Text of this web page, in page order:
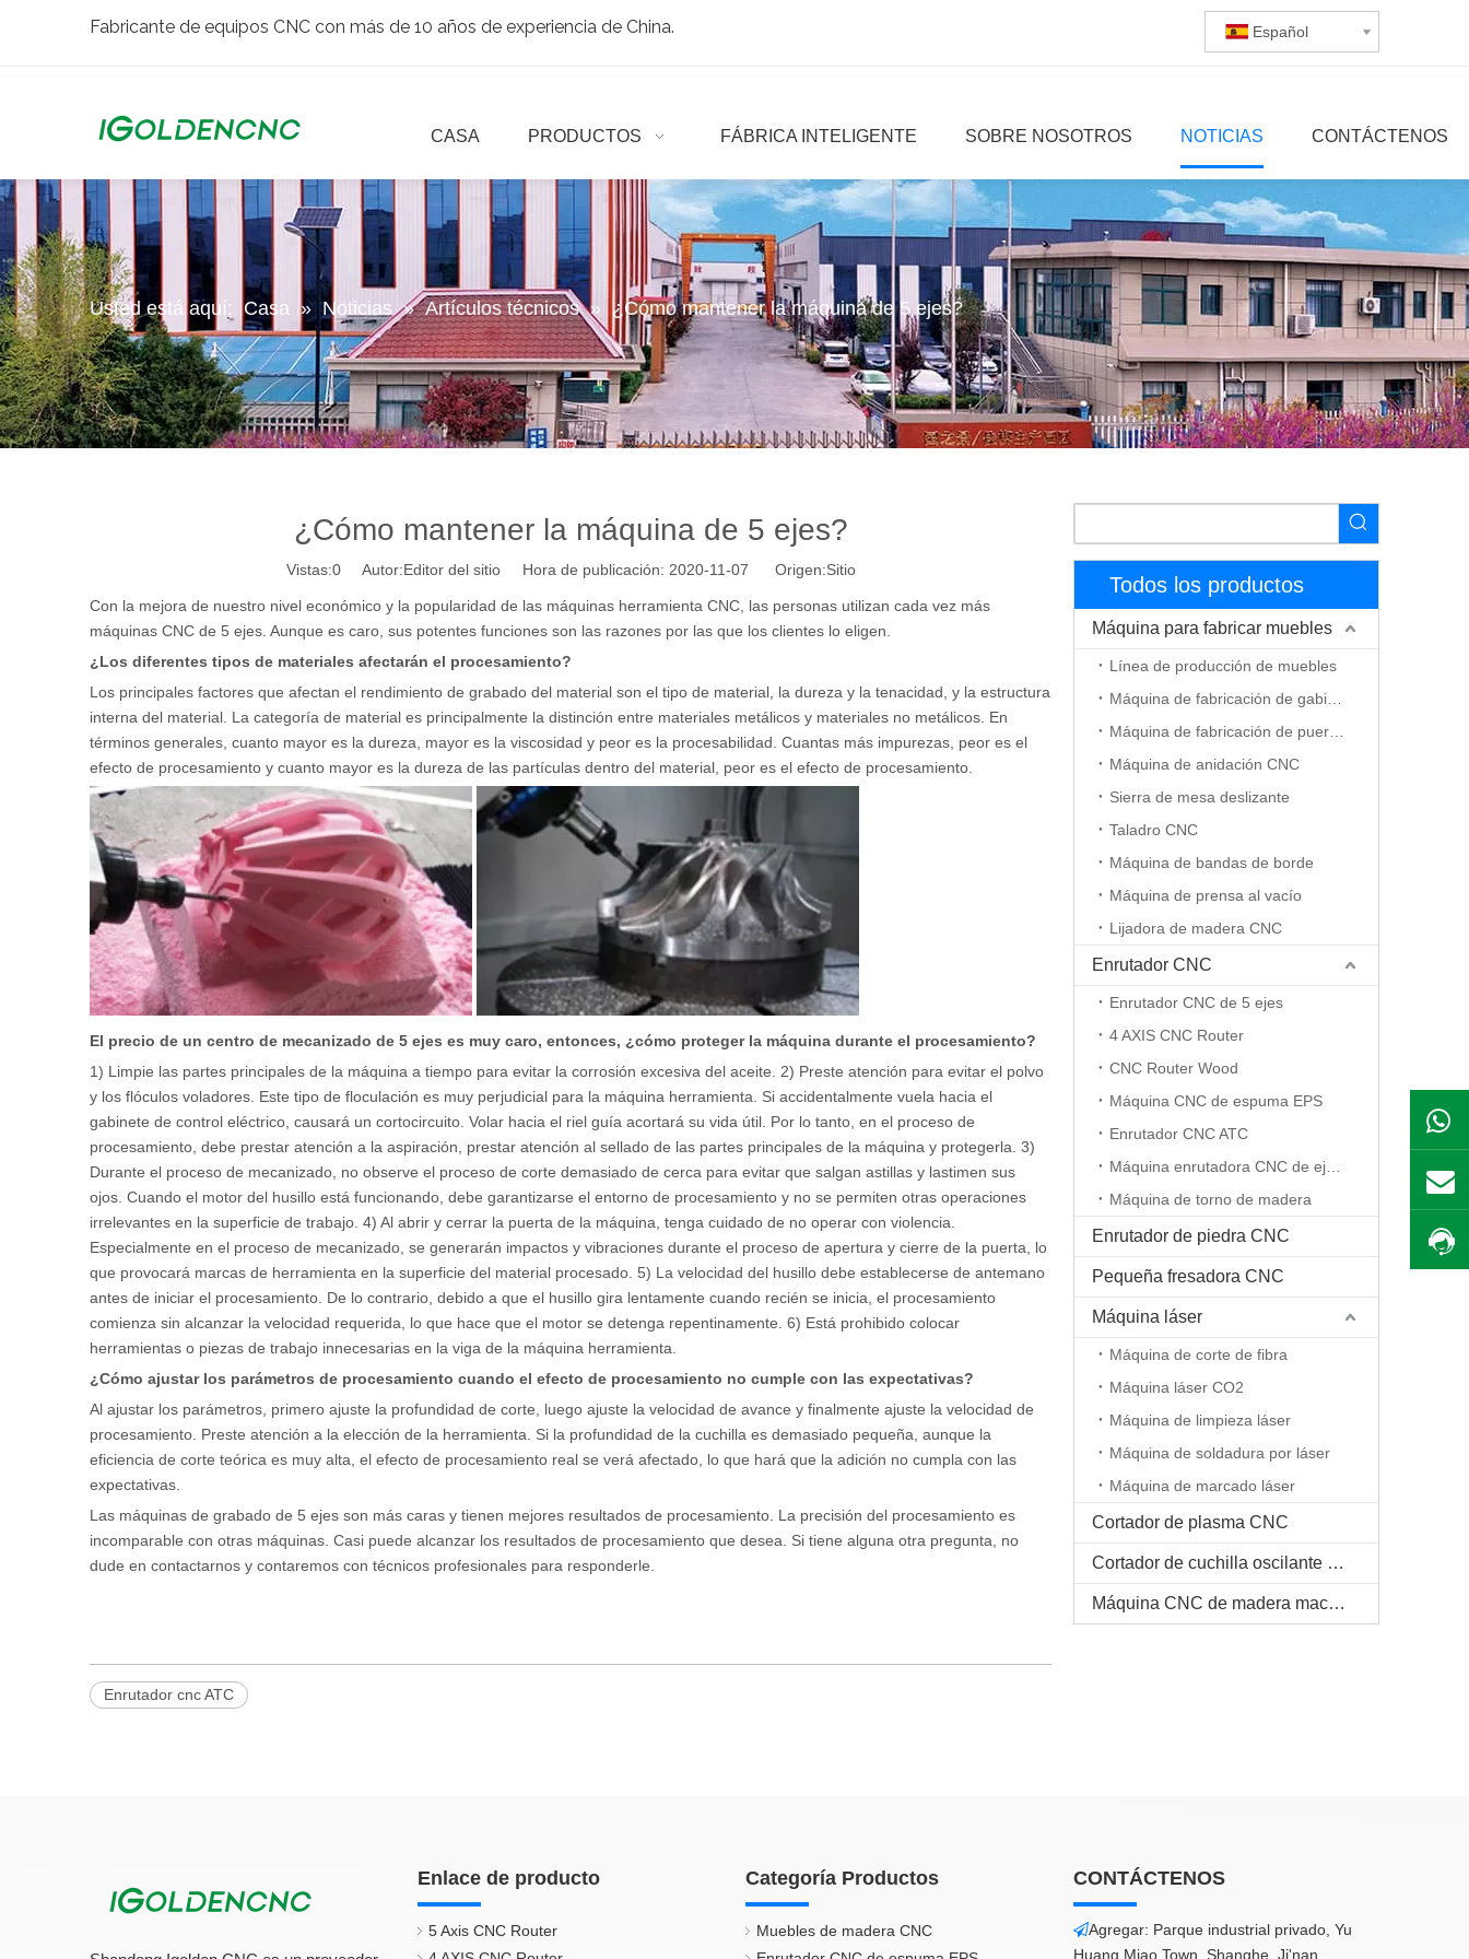
Fabricante de equipos CNC con más de 10 años de experiencia de China. Español
CASA PRODUCTOS FÁBRICA INTELIGENTE SOBRE NOSOTROS NOTICIAS CONTÁCTENOS
Usted está aquí: Casa » Noticias » Artículos técnicos » ¿Cómo mantener la máquina de 5 ejes?
¿Cómo mantener la máquina de 5 ejes?
Vistas:0Autor:Editor del sitio Hora de publicación: 2020-11-07 Origen:Sitio
Con la mejora de nuestro nivel económico y la popularidad de las máquinas herramienta CNC, las personas utilizan cada vez más
máquinas CNC de 5 ejes. Aunque es caro, sus potentes funciones son las razones por las que los clientes lo eligen.
¿Los diferentes tipos de materiales afectarán el procesamiento?
Los principales factores que afectan el rendimiento de grabado del material son el tipo de material, la dureza y la tenacidad, y la estructura
interna del material. La categoría de material es principalmente la distinción entre materiales metálicos y materiales no metálicos. En
términos generales, cuanto mayor es la dureza, mayor es la viscosidad y peor es la procesabilidad. Cuantas más impurezas, peor es el
efecto de procesamiento y cuanto mayor es la dureza de las partículas dentro del material, peor es el efecto de procesamiento.
El precio de un centro de mecanizado de 5 ejes es muy caro, entonces, ¿cómo proteger la máquina durante el procesamiento?
1) Limpie las partes principales de la máquina a tiempo para evitar la corrosión excesiva del aceite. 2) Preste atención para evitar el polvo
y los flóculos voladores. Este tipo de floculación es muy perjudicial para la máquina herramienta. Si accidentalmente vuela hacia el
gabinete de control eléctrico, causará un cortocircuito. Volar hacia el riel guía acortará su vida útil. Por lo tanto, en el proceso de
procesamiento, debe prestar atención a la aspiración, prestar atención al sellado de las partes principales de la máquina y protegerla. 3)
Durante el proceso de mecanizado, no observe el proceso de corte demasiado de cerca para evitar que salgan astillas y lastimen sus
ojos. Cuando el motor del husillo está funcionando, debe garantizarse el entorno de procesamiento y no se permiten otras operaciones
irrelevantes en la superficie de trabajo. 4) Al abrir y cerrar la puerta de la máquina, tenga cuidado de no operar con violencia.
Especialmente en el proceso de mecanizado, se generarán impactos y vibraciones durante el proceso de apertura y cierre de la puerta, lo
que provocará marcas de herramienta en la superficie del material procesado. 5) La velocidad del husillo debe establecerse de antemano
antes de iniciar el procesamiento. De lo contrario, debido a que el husillo gira lentamente cuando recién se inicia, el procesamiento
comienza sin alcanzar la velocidad requerida, lo que hace que el motor se detenga repentinamente. 6) Está prohibido colocar
herramientas o piezas de trabajo innecesarias en la viga de la máquina herramienta.
¿Cómo ajustar los parámetros de procesamiento cuando el efecto de procesamiento no cumple con las expectativas?
Al ajustar los parámetros, primero ajuste la profundidad de corte, luego ajuste la velocidad de avance y finalmente ajuste la velocidad de
procesamiento. Preste atención a la elección de la herramienta. Si la profundidad de la cuchilla es demasiado pequeña, aunque la
eficiencia de corte teórica es muy alta, el efecto de procesamiento real se verá afectado, lo que hará que la adición no cumpla con las
expectativas.
Las máquinas de grabado de 5 ejes son más caras y tienen mejores resultados de procesamiento. La precisión del procesamiento es
incomparable con otras máquinas. Casi puede alcanzar los resultados de procesamiento que desea. Si tiene alguna otra pregunta, no
dude en contactarnos y contaremos con técnicos profesionales para responderle.
Enrutador cnc ATC
Todos los productos
Máquina para fabricar muebles
Línea de producción de muebles
Máquina de anidación CNC
Sierra de mesa deslizante
Taladro CNC
Máquina de bandas de borde
Máquina de prensa al vacío
Lijadora de madera CNC
Enrutador CNC
Enrutador CNC de 5 ejes
4 AXIS CNC Router
CNC Router Wood
Máquina CNC de espuma EPS
Enrutador CNC ATC
Máquina de torno de madera
Enrutador de piedra CNC
Pequeña fresadora CNC
Máquina láser
Máquina de corte de fibra
Máquina láser CO2
Máquina de limpieza láser
Máquina de soldadura por láser
Máquina de marcado láser
Cortador de plasma CNC
Cortador de cuchilla oscilante CNC
Máquina CNC de madera maciza
Enlace de producto
5 Axis CNC Router
Categoría Productos
Muebles de madera CNC
CONTÁCTENOS
Agregar: Parque industrial privado, Yu
Huang Miao Town, Shanghe, Ji'nan,